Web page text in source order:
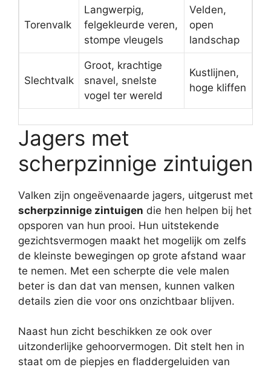
Torenvalk
Langwerpig,
felgekleurde veren,
stompe vleugels
Velden,
open
landschap
Slechtvalk
Groot, krachtige
snavel, snelste
vogel ter wereld
Kustlijnen,
hoge kliffen
Jagers met
scherpzinnige zintuigen
Valken zijn ongeëvenaarde jagers, uitgerust met
scherpzinnige zintuigen die hen helpen bij het
opsporen van hun prooi. Hun uitstekende
gezichtsvermogen maakt het mogelijk om zelfs
de kleinste bewegingen op grote afstand waar
te nemen. Met een scherpte die vele malen
beter is dan dat van mensen, kunnen valken
details zien die voor ons onzichtbaar blijven.
Naast hun zicht beschikken ze ook over
uitzonderlijke gehoorvermogen. Dit stelt hen in
staat om de piepjes en fladdergeluiden van